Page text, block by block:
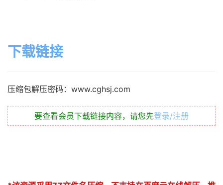
下载链接
压缩包解压密码：www.cghsj.com
要查看会员下载链接内容，请您先登录/注册